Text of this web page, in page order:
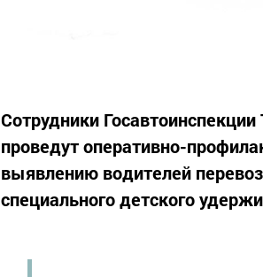
Сотрудники
проведут оперативно-
выявлению водителей
специального детского